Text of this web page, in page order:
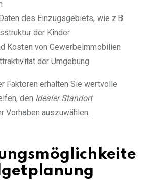
des Einzugsgebiets, wie z.B.
der Kinder
Kosten von Gewerbeimmobilien
der Umgebung
Faktoren erhalten Sie wertvolle
den Idealer Standort
Vorhaben auszuwählen.